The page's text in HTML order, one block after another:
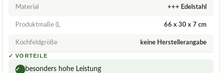
Material +++ Edelstahl
Produktmaße (L 66 x 30 x 7 cm
Kochfeldgröße keine Herstellerangabe
✓ VORTEILE
✓ besonders hohe Leistung